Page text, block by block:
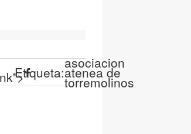
Etiqueta:
asociacion
atenea de
torremolinos